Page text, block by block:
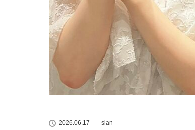
2026.06.17 sian